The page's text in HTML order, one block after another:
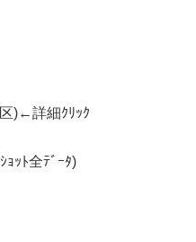
)←詳細ｸﾘｯｸ
ｮｯﾄ全ﾃﾞｰﾀ)